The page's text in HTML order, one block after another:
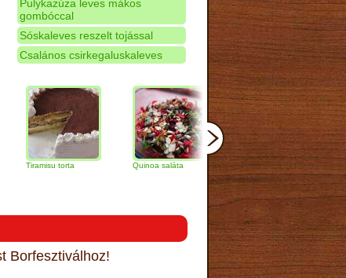
Pulykazúza leves mákos
gombóccal
Sóskaleves reszelt tojással
Csalános csirkegaluskaleves
torta Quinoa saláta Mandulás kifli
narancs
Borfesztiválhoz!